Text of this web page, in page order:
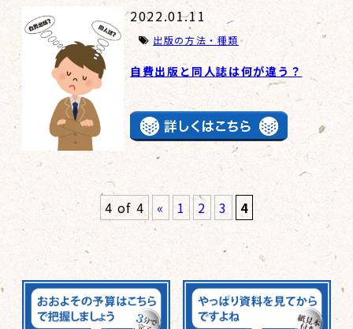
2022.01.11
出版の方法・種類
自費出版と同人誌は何が違う？
4 of 4 « 1 2 3 4